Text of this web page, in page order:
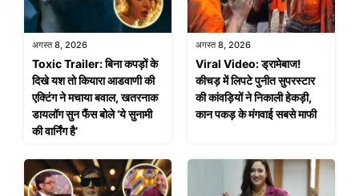
अगस्त 8, 2026
Toxic Trailer: बिना कपड़ों के
दिखे यश तो कियारा आडवाणी की
एक्टिंग ने मचाया बवाल, खतरनाक
डायलॉग सुन फैंस बोले ‘ये सुनामी
की वार्निंग है’
अगस्त 8, 2026
Viral Video: ड्रामेबाज!
कीचड़ में लिपटे पुनीत सुपरस्टार
की कांवड़ियों ने निकाली हेकड़ी,
कान पकड़ के मंगवाई सबसे माफी